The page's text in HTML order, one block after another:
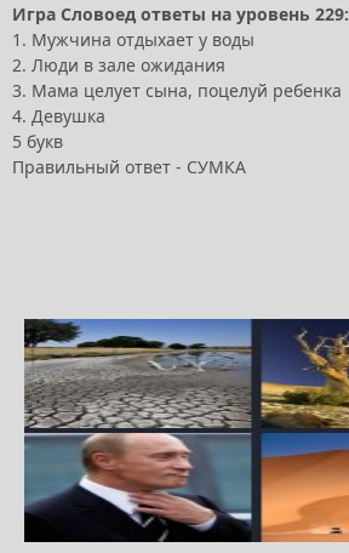
Игра Словоед ответы на уровень 229:
1. Мужчина отдыхает у воды
2. Люди в зале ожидания
3. Мама целует сына, поцелуй ребенка
4. Девушка
5 букв
Правильный ответ - СУМКА